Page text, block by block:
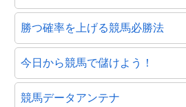
勝つ確率を上げる競馬必勝法
今日から競馬で儲けよう！
競馬データアンテナ